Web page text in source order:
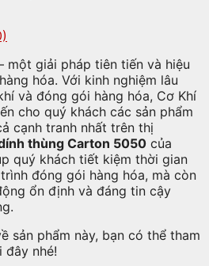
một giải pháp tiên tiến và hiệu
hóa. Với kinh nghiệm lâu
và đóng gói hàng hóa, Cơ Khí
cho quý khách các sản phẩm
cạnh tranh nhất trên thị
thùng Carton 5050 của
quý khách tiết kiệm thời gian
đóng gói hàng hóa, mà còn
ổn định và đáng tin cậy
sản phẩm này, bạn có thể tham
đây nhé!